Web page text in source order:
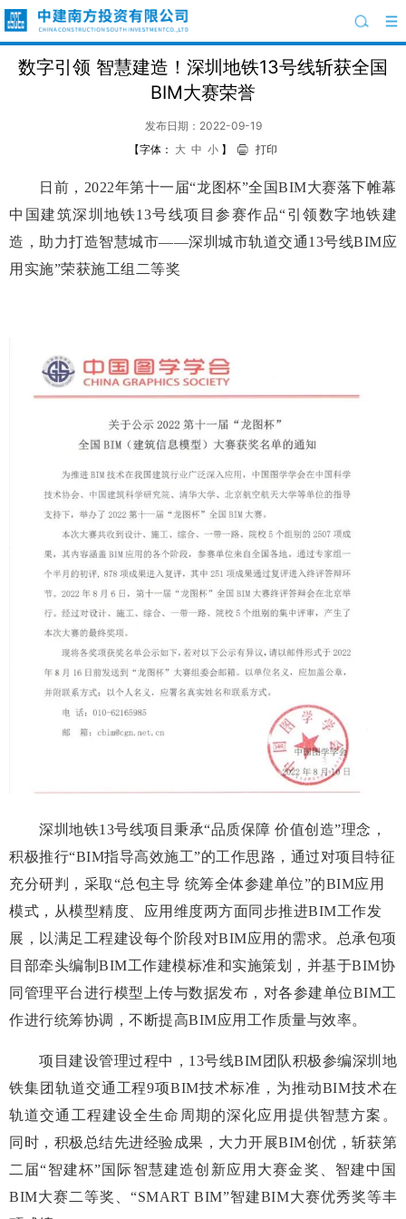
数字引领 智慧建造！深圳地铁13号线斩获全国
BIM大赛荣誉
发布日期：2022-09-19
【字体： 大 中 小 】 打印
日前，2022年第十一届“龙图杯”全国BIM大赛落下帷幕
中国建筑深圳地铁13号线项目参赛作品“引领数字地铁建
造，助力打造智慧城市——深圳城市轨道交通13号线BIM应
用实施”荣获施工组二等奖
深圳地铁13号线项目秉承“品质保障 价值创造”理念，
积极推行“BIM指导高效施工”的工作思路，通过对项目特征
充分研判，采取“总包主导 统筹全体参建单位”的BIM应用
模式，从模型精度、应用维度两方面同步推进BIM工作发
展，以满足工程建设每个阶段对BIM应用的需求。总承包项
目部牵头编制BIM工作建模标准和实施策划，并基于BIM协
同管理平台进行模型上传与数据发布，对各参建单位BIM工
作进行统筹协调，不断提高BIM应用工作质量与效率。
项目建设管理过程中，13号线BIM团队积极参编深圳地
铁集团轨道交通工程9项BIM技术标准，为推动BIM技术在
轨道交通工程建设全生命周期的深化应用提供智慧方案。
同时，积极总结先进经验成果，大力开展BIM创优，斩获第
二届“智建杯”国际智慧建造创新应用大赛金奖、智建中国
BIM大赛二等奖、“SMART BIM”智建BIM大赛优秀奖等丰